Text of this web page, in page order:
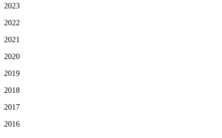
2023
2022
2021
2020
2019
2018
2017
2016